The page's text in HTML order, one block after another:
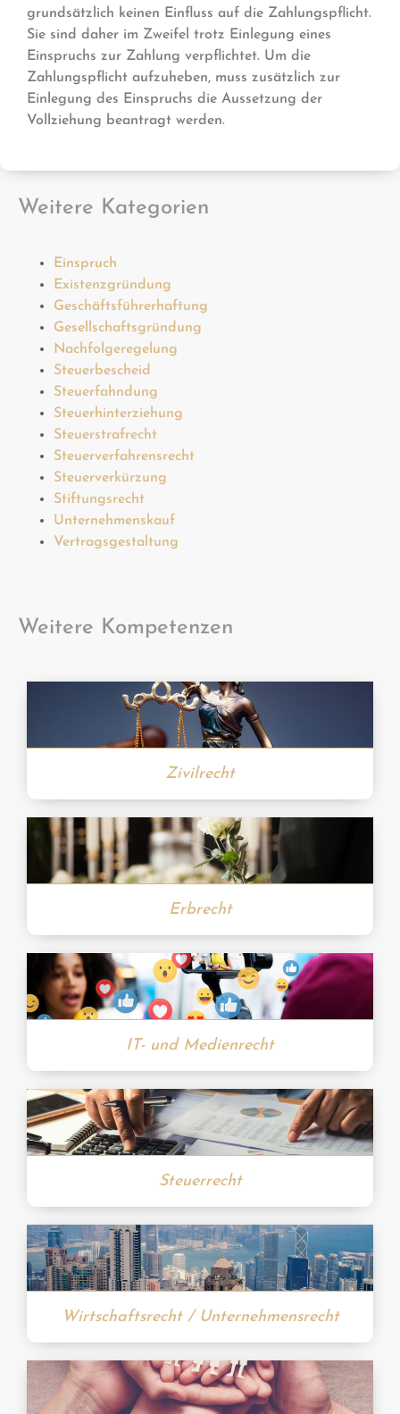
grundsätzlich keinen Einfluss auf die Zahlungspflicht.
Sie sind daher im Zweifel trotz Einlegung eines
Einspruchs zur Zahlung verpflichtet. Um die
Zahlungspflicht aufzuheben, muss zusätzlich zur
Einlegung des Einspruchs die Aussetzung der
Vollziehung beantragt werden.
Weitere Kategorien
Einspruch
Existenzgründung
Geschäftsführerhaftung
Gesellschaftsgründung
Nachfolgeregelung
Steuerbescheid
Steuerfahndung
Steuerhinterziehung
Steuerstrafrecht
Steuerverfahrensrecht
Steuerverkürzung
Stiftungsrecht
Unternehmenskauf
Vertragsgestaltung
Weitere Kompetenzen
Zivilrecht
Erbrecht
IT- und Medienrecht
Steuerrecht
Wirtschaftsrecht / Unternehmensrecht